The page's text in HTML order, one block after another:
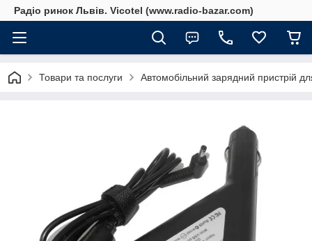
Радіо ринок Львів. Vicotel (www.radio-bazar.com)
Товари та послуги Автомобільний зарядний пристрій